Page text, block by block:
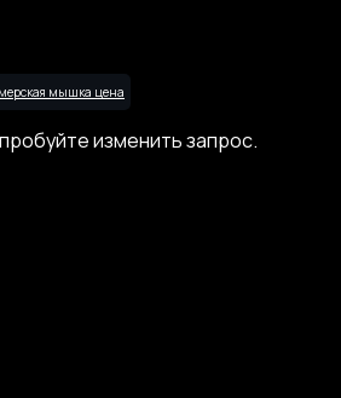
мышка цена
изменить запрос.